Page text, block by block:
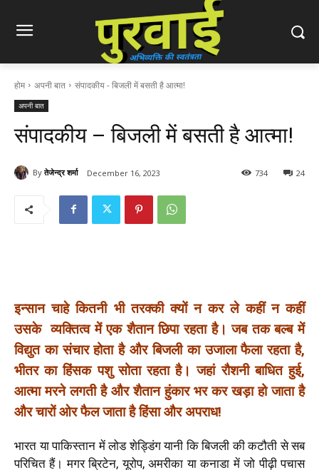
होम अपनी बात संपादकीय - बिजली में बसती है आत्मा!
अपनी बात
संपादकीय – बिजली में बसती है आत्मा!
By तेजेन्द्र शर्मा December 16, 2023 24
734
इन्सान चाहे कितनी भी तरक्की क्यों न कर ले कहीं न कहीं
उसके व्यक्तित्व में एक शैतान छिपा रहता है। जब तक बल्ब में
विद्युत का संचार होता है और बिजली का उजाला फैला रहता है,
भीतर का हिंसक पशु सोता रहता है। जहां रौशनी बाधित हुई,
आत्मा मरने लगती है और शैतान हुंकार भर कर खड़ा हो जाता है
और चारों ओर फैल जाता है हिंसा और अपराध!
भारत या पाकिस्तान में लोड शेड्डिंग यानी कि बिजली की कटौती से सब
परिचित हैं। मगर ब्रिटेन, यूरोप, अमरीका या कनाडा में जो पीढ़ी पचास